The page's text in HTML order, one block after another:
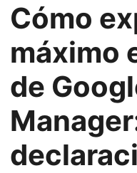
Cómo
máximo
de